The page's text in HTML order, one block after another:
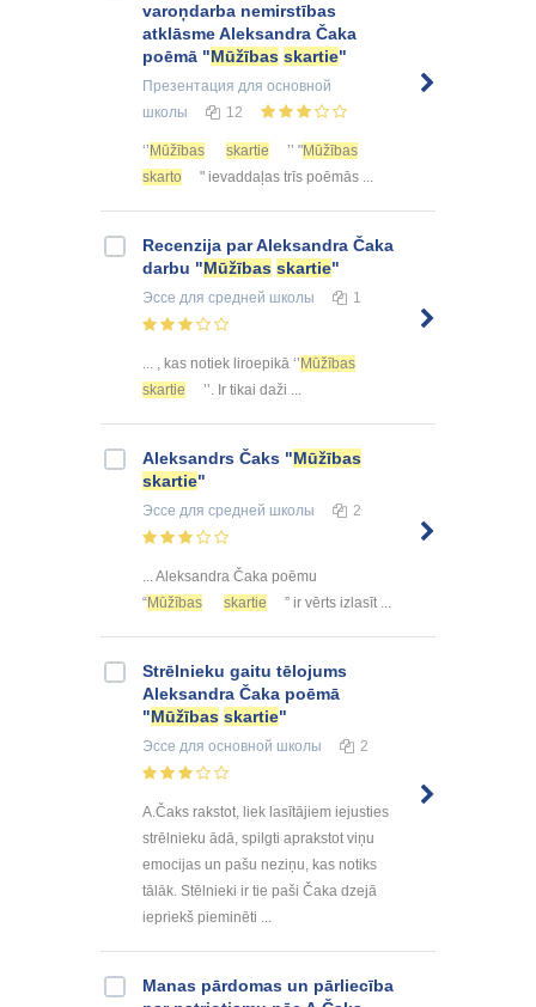
varoņdarba nemirstības
atklāsme Aleksandra Čaka
poēmā "Mūžības skartie"
Презентация для основной
школы
12
‘’ Mūžības skartie ’’ "Mūžības
skarto
" ievaddaļas trīs poēmās ...
Recenzija par Aleksandra Čaka
darbu "Mūžības skartie"
Эссе для средней школы 1
... , kas notiek liroepikā ‘’ Mūžības
skartie
’’. Ir tikai daži ...
Aleksandrs Čaks "Mūžības
skartie"
Эссе для средней школы 2
... Aleksandra Čaka poēmu
“Mūžības skartie ” ir vērts izlasīt ...
Strēlnieku gaitu tēlojums
Aleksandra Čaka poēmā
"Mūžības skartie"
Эссе для основной школы 2
A.Čaks rakstot, liek lasītājiem iejusties
strēlnieku ādā, spilgti aprakstot viņu
emocijas un pašu neziņu, kas notiks
tālāk. Stēlnieki ir tie paši Čaka dzejā
iepriekš pieminēti ...
Manas pārdomas un pārliecība